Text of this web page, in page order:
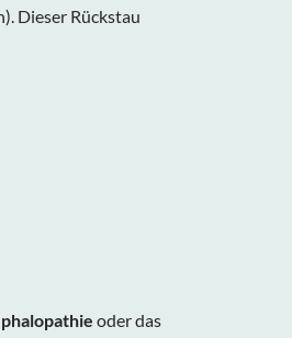
Dieser Rückstau
oder das